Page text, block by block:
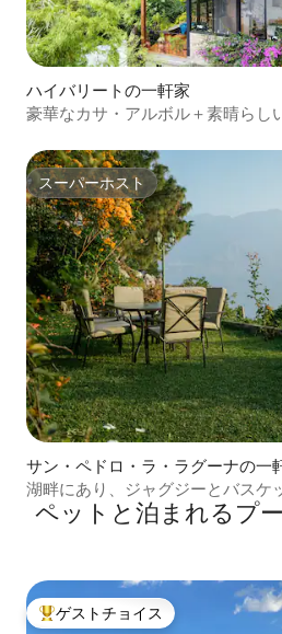
ハイバリートの一軒家
豪華なカサ・アルボル＋素晴らし
スーパーホスト
スーパーホスト
サン・ペドロ・ラ・ラグーナの一
湖畔にあり、ジャグジーとバスケ
ています
ペットと泊まれるプ
大好評のゲストチョイスです。
ゲストチョイス